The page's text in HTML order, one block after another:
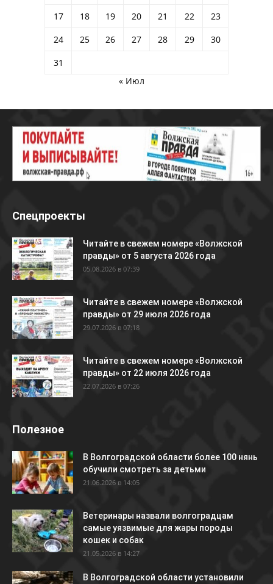
17
18 19 20 21 22
23
24
25 26 27 28 29
30
31
« Июл
Спецпроекты
Читайте в свежем номере «Волжской
правды» от 5 августа 2026 года
05.08.2026 в 07:39
Читайте в свежем номере «Волжской
правды» от 29 июля 2026 года
29.07.2026 в 07:18
Читайте в свежем номере «Волжской
правды» от 22 июля 2026 года
22.07.2026 в 07:26
Полезное
В Волгоградской области более 100 нянь
обучили смотреть за детьми
21.06.2026 в 14:05
Ветеринары назвали волгоградцам
самые уязвимые для жары породы
кошек и собак
21.05.2026 в 14:27
В Волгоградской области установили